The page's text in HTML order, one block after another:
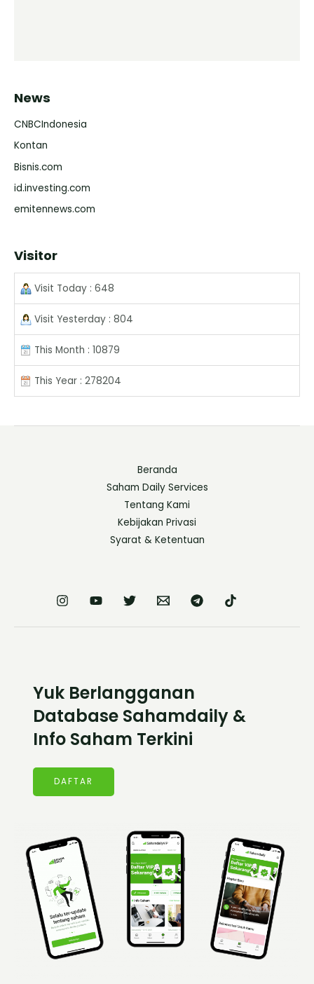
News
CNBCIndonesia
Kontan
Bisnis.com
id.investing.com
emitennews.com
Visitor
Visit Today : 648
Visit Yesterday : 804
This Month : 10879
This Year : 278204
Beranda
Saham Daily Services
Tentang Kami
Kebijakan Privasi
Syarat & Ketentuan
Yuk Berlangganan
Database Sahamdaily &
Info Saham Terkini
DAFTAR